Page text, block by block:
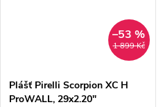
1 899 Kč
–53 %
Plášť Pirelli Scorpion XC H
ProWALL, 29x2.20"